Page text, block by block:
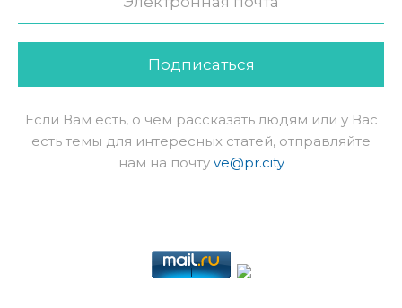
Подписаться
Если Вам есть, о чем рассказать людям или у Вас
есть темы для интересных статей, отправляйте
нам на почту ve@pr.city